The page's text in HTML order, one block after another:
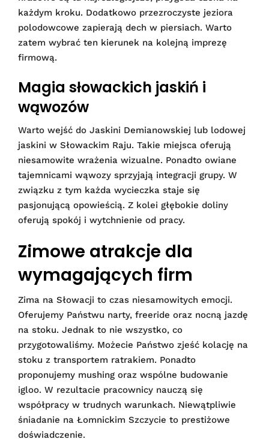
każdym kroku. Dodatkowo przezroczyste jeziora
polodowcowe zapierają dech w piersiach. Warto
zatem wybrać ten kierunek na kolejną imprezę
firmową.
Magia słowackich jaskiń i
wąwozów
Warto wejść do Jaskini Demianowskiej lub lodowej
jaskini w Słowackim Raju. Takie miejsca oferują
niesamowite wrażenia wizualne. Ponadto owiane
tajemnicami wąwozy sprzyjają integracji grupy. W
związku z tym każda wycieczka staje się
pasjonującą opowieścią. Z kolei głębokie doliny
oferują spokój i wytchnienie od pracy.
Zimowe atrakcje dla
wymagających firm
Zima na Słowacji to czas niesamowitych emocji.
Oferujemy Państwu narty, freeride oraz nocną jazdę
na stoku. Jednak to nie wszystko, co
przygotowaliśmy. Możecie Państwo zjeść kolację na
stoku z transportem ratrakiem. Ponadto
proponujemy mushing oraz wspólne budowanie
igloo. W rezultacie pracownicy nauczą się
współpracy w trudnych warunkach. Niewątpliwie
śniadanie na Łomnickim Szczycie to prestiżowe
doświadczenie.